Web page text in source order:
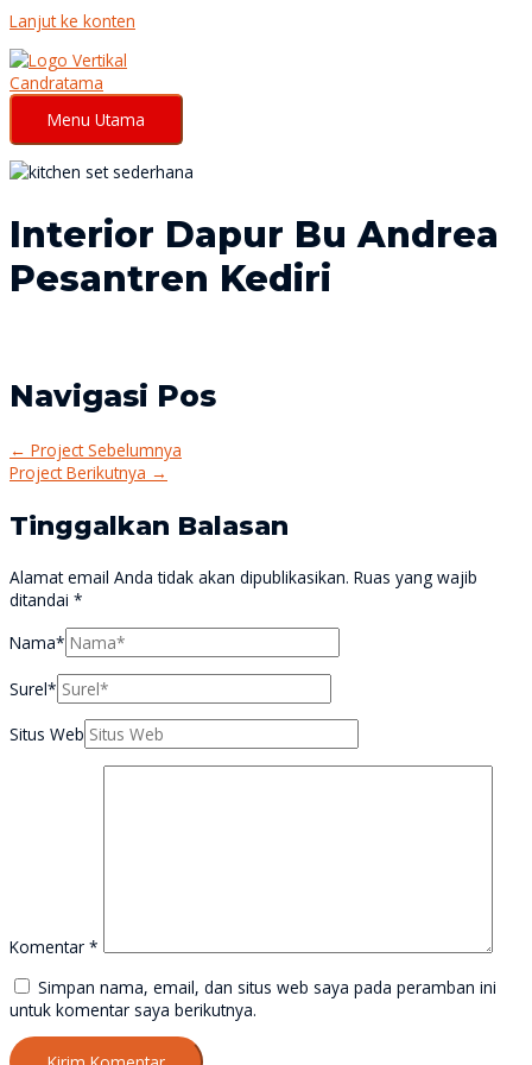
Lanjut ke konten
Menu Utama
Interior Dapur Bu Andrea
Pesantren Kediri
Navigasi Pos
← Project Sebelumnya
Project Berikutnya →
Tinggalkan Balasan
Alamat email Anda tidak akan dipublikasikan. Ruas yang wajib
ditandai *
Nama*
Surel*
Situs Web
Komentar *
Simpan nama, email, dan situs web saya pada peramban ini
untuk komentar saya berikutnya.